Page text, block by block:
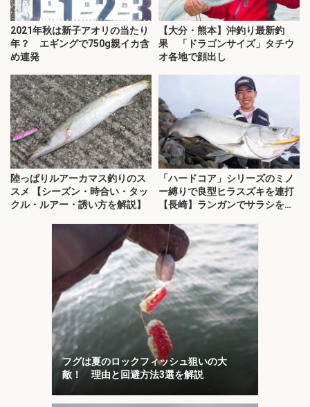
2021年秋は新子アオリの当たり
年？ エギングで750g親イカ含
め連発
【大分・熊本】沖釣り最新釣
果 「ドラゴンサイズ」タチウ
オ各地で顔出し
陸っぱりルアーカマス釣りのス
スメ 【シーズン・時合い・タッ
クル・ルアー・誘い方を解説】
「ハードコア」シリーズのミノ
ー縛りで良型ヒラスズキを連打
【長崎】ランガンでサラシを攻
フグは夏のロックフィッシュ狙いの大
敵！ 理由と回避方法3選を解説